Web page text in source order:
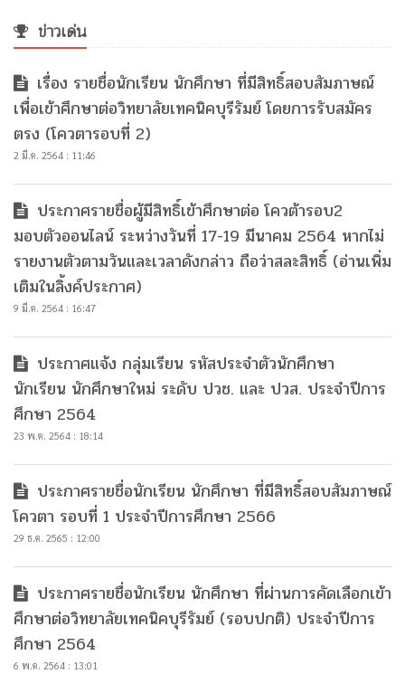
ข่าวเด่น
เรื่อง รายชื่อนักเรียน นักศึกษา ที่มีสิทธิ์สอบสัมภาษณ์
เพื่อเข้าศึกษาต่อวิทยาลัยเทคนิคบุรีรัมย์ โดยการรับสมัคร
ตรง (โควตารอบที่ 2)
2 มี.ค. 2564 : 11:46
ประกาศรายชื่อผู้มีสิทธิ์เข้าศึกษาต่อ โควต้ารอบ2
มอบตัวออนไลน์ ระหว่างวันที่ 17-19 มีนาคม 2564 หากไม่
รายงานตัวตามวันและเวลาดังกล่าว ถือว่าสละสิทธิ์ (อ่านเพิ่ม
เติมในลิ้งค์ประกาศ)
9 มี.ค. 2564 : 16:47
ประกาศแจ้ง กลุ่มเรียน รหัสประจำตัวนักศึกษา
นักเรียน นักศึกษาใหม่ ระดับ ปวช. และ ปวส. ประจำปีการ
ศึกษา 2564
23 พ.ค. 2564 : 18:14
ประกาศรายชื่อนักเรียน นักศึกษา ที่มีสิทธิ์สอบสัมภาษณ์
โควตา รอบที่ 1 ประจำปีการศึกษา 2566
29 ธ.ค. 2565 : 12:00
ประกาศรายชื่อนักเรียน นักศึกษา ที่ผ่านการคัดเลือกเข้า
ศึกษาต่อวิทยาลัยเทคนิคบุรีรัมย์ (รอบปกติ) ประจำปีการ
ศึกษา 2564
6 พ.ค. 2564 : 13:01